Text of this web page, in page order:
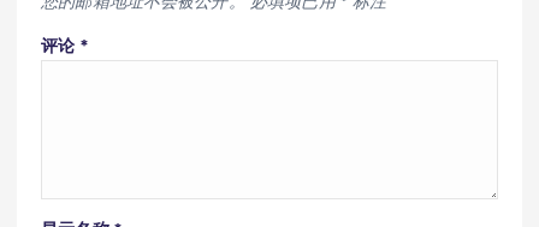
评论 *